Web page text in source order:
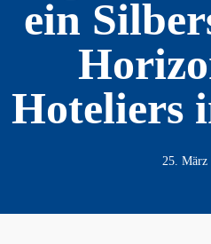
ein
Hoteliers
25. März